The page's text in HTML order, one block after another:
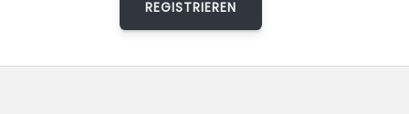
REGISTRIEREN